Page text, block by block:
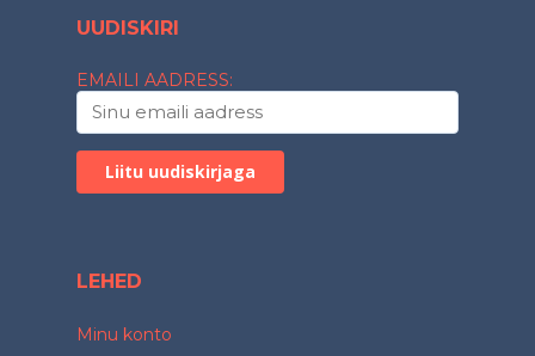
UUDISKIRI
EMAILI AADRESS:
LEHED
Minu konto